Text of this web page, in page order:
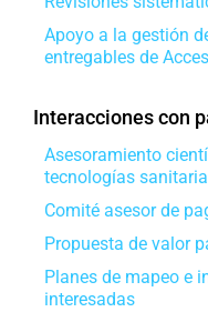
Apoyo a la gestión
entregables de
Interacciones con
Asesoramiento
tecnologías
Comité asesor de
Propuesta de valor
Planes de mapeo e
interesadas